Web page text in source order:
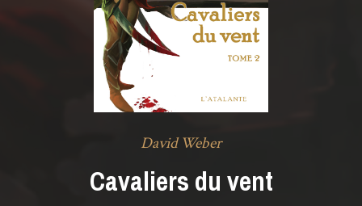
David Weber
Cavaliers du vent